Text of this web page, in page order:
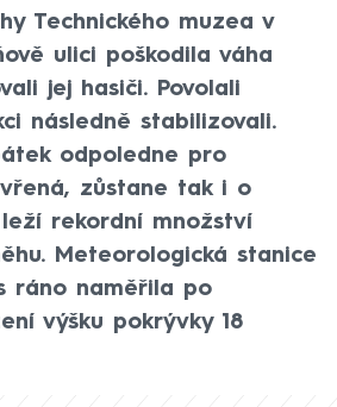
Technického muzea v
ulici poškodila váha
jej hasiči. Povolali
následně stabilizovali.
odpoledne pro
zůstane tak i o
rekordní množství
Meteorologická stanice
ráno naměřila po
výšku pokrývky 18